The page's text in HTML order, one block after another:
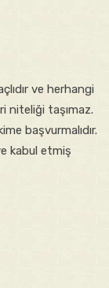
ve herhangi
niteliği taşımaz.
başvurmalıdır.
kabul etmiş